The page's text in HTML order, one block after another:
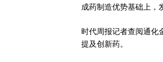
成药制造优势基础上，
时代周报记者查阅通化
提及创新药。